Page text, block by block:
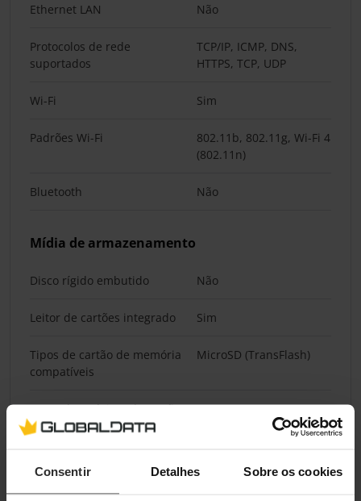
Consentir Detalhes Sobre os cookies
Ethernet LAN Não
Protocolos de rede
suportados
TCP/IP, ICMP, DNS,
HTTPS, TCP, UDP
Wi-Fi Sim
Padrões Wi-Fi
802.11b, 802.11g, Wi-Fi 4
(802.11n)
Bluetooth Não
Mídia de armazenamento
Disco rígido embutido Não
Leitor de cartões integrado Sim
Tipos de cartão de memória
compatíveis
MicroSD (TransFlash)
Tamanho máximo de cartão
de memória
512 GB
Segurança